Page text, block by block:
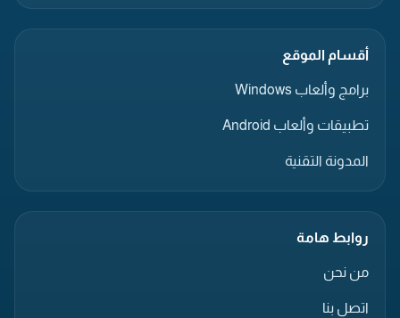
أقسام الموقع
برامج وألعاب Windows
تطبيقات وألعاب Android
المدونة التقنية
روابط هامة
من نحن
اتصل بنا